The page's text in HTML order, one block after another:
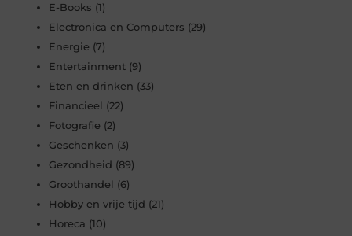
E-Books (1)
Electronica en Computers (29)
Energie (7)
Entertainment (9)
Eten en drinken (33)
Financieel (22)
Fotografie (2)
Geschenken (3)
Gezondheid (89)
Groothandel (6)
Hobby en vrije tijd (21)
Horeca (10)